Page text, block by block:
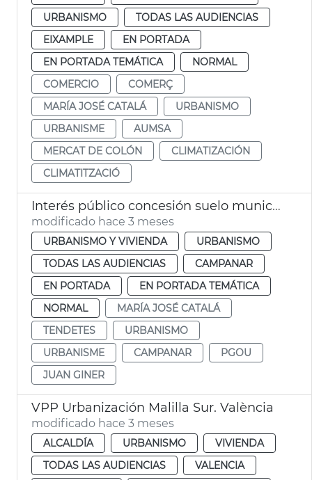
URBANISMO
TODAS LAS AUDIENCIAS
EIXAMPLE
EN PORTADA
EN PORTADA TEMÁTICA
NORMAL
COMERCIO
COMERÇ
MARÍA JOSÉ CATALÁ
URBANISMO
URBANISME
AUMSA
MERCAT DE COLÓN
CLIMATIZACIÓN
CLIMATITZACIÓ
Interés público concesión suelo municipal ampliación IVO
modificado hace 3 meses
URBANISMO Y VIVIENDA
URBANISMO
TODAS LAS AUDIENCIAS
CAMPANAR
EN PORTADA
EN PORTADA TEMÁTICA
NORMAL
MARÍA JOSÉ CATALÁ
TENDETES
URBANISMO
URBANISME
CAMPANAR
PGOU
JUAN GINER
VPP Urbanización Malilla Sur. València
modificado hace 3 meses
ALCALDÍA URBANISMO
VIVIENDA
TODAS LAS AUDIENCIAS
VALENCIA